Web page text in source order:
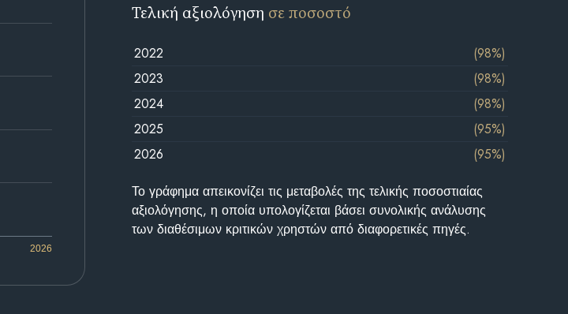
2026
Τελική αξιολόγηση σε ποσοστό
2022
(98%)
2023
(98%)
2024
(98%)
2025
(95%)
2026
(95%)
Το γράφημα απεικονίζει τις μεταβολές της τελικής ποσοστιαίας
αξιολόγησης, η οποία υπολογίζεται βάσει συνολικής ανάλυσης
των διαθέσιμων κριτικών χρηστών από διαφορετικές πηγές.